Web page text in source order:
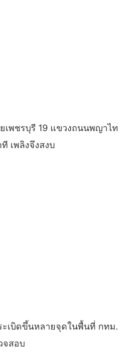
เพชรบุรี​ 19 แขวงถนนพญาไท​
เพลิงจึงสงบ​
ะเบิดขึ้นหลายจุดในพื้นที่ กทม.
จสอบ